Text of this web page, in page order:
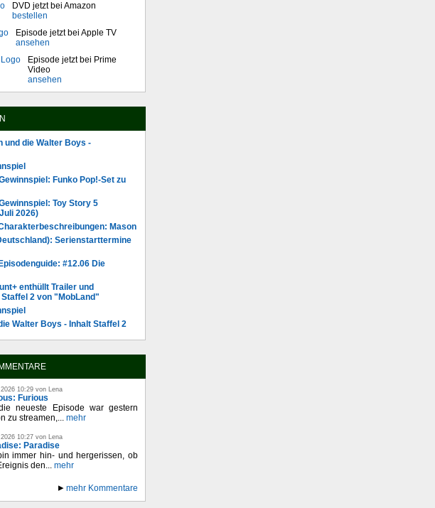
DVD jetzt bei Amazon
bestellen
Episode jetzt bei Apple TV
ansehen
Episode jetzt bei Prime
Video
ansehen
und die Walter Boys -
Funko Pop!-Set zu
Toy Story 5
2026)
Mason
Serienstarttermine
#12.06 Die
enthüllt Trailer und
2 von "MobLand"
Walter Boys - Inhalt Staffel 2
10:29 von Lena
Furious
neueste Episode war gestern
zu streamen,... mehr
10:27 von Lena
Paradise
immer hin- und hergerissen, ob
den... mehr
mehr Kommentare